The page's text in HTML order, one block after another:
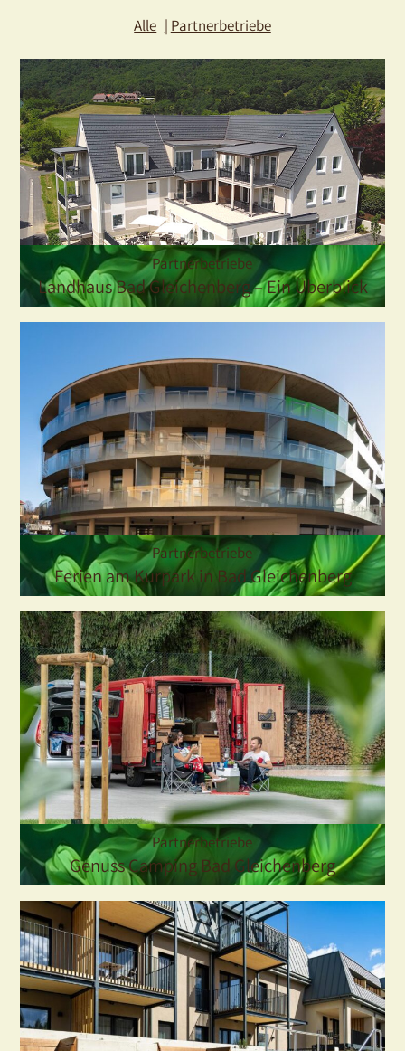
Alle
Partnerbetriebe
Partnerbetriebe
Landhaus Bad Gleichenberg – Ein Überblick
Partnerbetriebe
Ferien am Kurpark in Bad Gleichenberg
Partnerbetriebe
Genuss Camping Bad Gleichenberg